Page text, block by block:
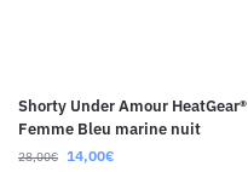
Shorty Under Amour HeatGear®
Femme Bleu marine nuit
28,00€ 14,00€